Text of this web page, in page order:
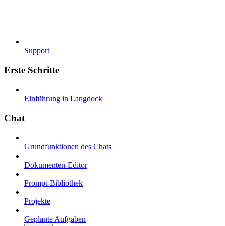
Support
Erste Schritte
Einführung in Langdock
Chat
Grundfunktionen des Chats
Dokumenten-Editor
Prompt-Bibliothek
Projekte
Geplante Aufgaben